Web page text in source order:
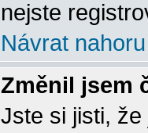
nejste
Návrat nahoru
Změnil jsem
Jste si jisti,